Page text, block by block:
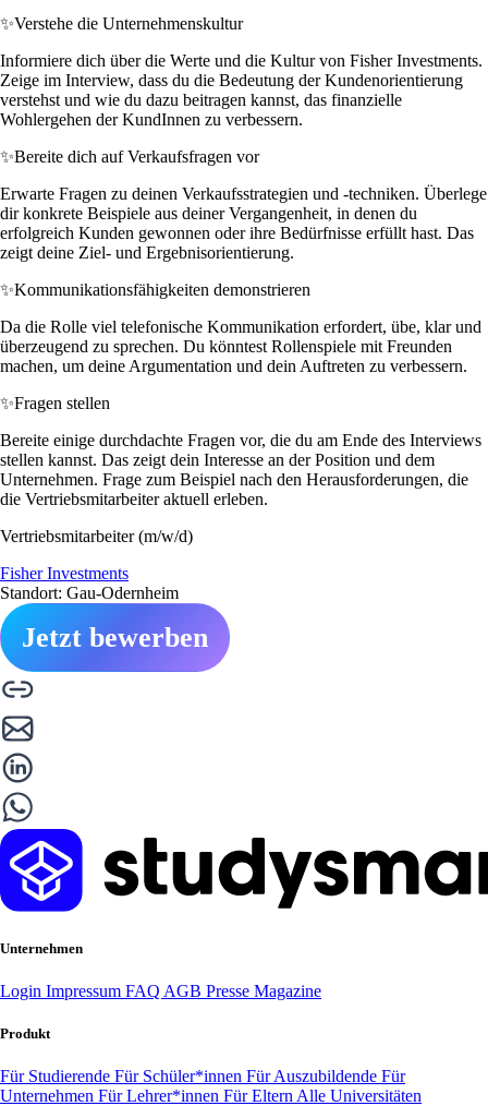
✨Verstehe die Unternehmenskultur
Informiere dich über die Werte und die Kultur von Fisher Investments.
Zeige im Interview, dass du die Bedeutung der Kundenorientierung
verstehst und wie du dazu beitragen kannst, das finanzielle
Wohlergehen der KundInnen zu verbessern.
✨Bereite dich auf Verkaufsfragen vor
Erwarte Fragen zu deinen Verkaufsstrategien und -techniken. Überlege
dir konkrete Beispiele aus deiner Vergangenheit, in denen du
erfolgreich Kunden gewonnen oder ihre Bedürfnisse erfüllt hast. Das
zeigt deine Ziel- und Ergebnisorientierung.
✨Kommunikationsfähigkeiten demonstrieren
Da die Rolle viel telefonische Kommunikation erfordert, übe, klar und
überzeugend zu sprechen. Du könntest Rollenspiele mit Freunden
machen, um deine Argumentation und dein Auftreten zu verbessern.
✨Fragen stellen
Bereite einige durchdachte Fragen vor, die du am Ende des Interviews
stellen kannst. Das zeigt dein Interesse an der Position und dem
Unternehmen. Frage zum Beispiel nach den Herausforderungen, die
die Vertriebsmitarbeiter aktuell erleben.
Vertriebsmitarbeiter (m/w/d)
Fisher Investments
Standort: Gau-Odernheim
Jetzt bewerben
Unternehmen
Login Impressum FAQ AGB Presse Magazine
Produkt
Für Studierende Für Schüler*innen Für Auszubildende Für
Unternehmen Für Lehrer*innen Für Eltern Alle Universitäten